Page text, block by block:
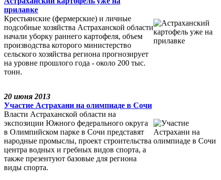
прилавке
Крестьянские (фермерские) и личные
подсобные хозяйства Астраханской области
начали уборку раннего картофеля, объем
производства которого министерство
сельского хозяйства региона прогнозирует
на уровне прошлого года - около 200 тыс.
тонн.
20 июня 2013
Участие Астрахани на олимпиаде в Сочи
Власти Астраханской области на
экспозиции Южного федерального округа
в Олимпийском парке в Сочи представят
народные промыслы, проект строительства
центра водных и гребных видов спорта, а
также презентуют базовые для региона
виды спорта.